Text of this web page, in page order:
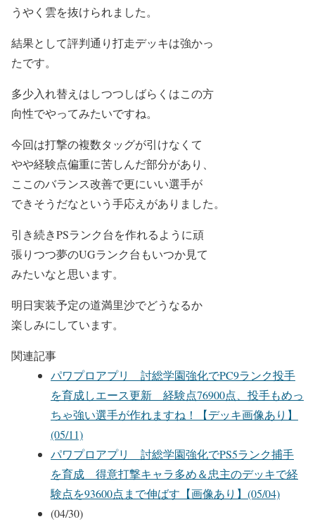
うやく雲を抜けられました。
結果として評判通り打走デッキは強かっ
たです。
多少入れ替えはしつつしばらくはこの方
向性でやってみたいですね。
今回は打撃の複数タッグが引けなくて
やや経験点偏重に苦しんだ部分があり、
ここのバランス改善で更にいい選手が
できそうだなという手応えがありました。
引き続きPSランク台を作れるように頑
張りつつ夢のUGランク台もいつか見て
みたいなと思います。
明日実装予定の道満里沙でどうなるか
楽しみにしています。
関連記事
パワプロアプリ 討総学園強化でPC9ランク投手
を育成しエース更新 経験点76900点、投手もめっ
ちゃ強い選手が作れますね！【デッキ画像あり】
(05/11)
パワプロアプリ 討総学園強化でPS5ランク捕手
を育成 得意打撃キャラ多め＆忠主のデッキで経
験点を93600点まで伸ばす【画像あり】(05/04)
(04/30)